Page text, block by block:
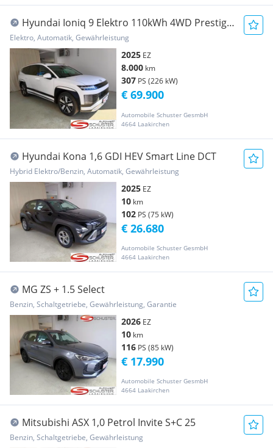
Hyundai Ioniq 9 Elektro 110kWh 4WD Prestige
Line
Elektro, Automatik, Gewährleistung
2025 EZ
8.000 km
307 PS (226 kW)
Automobile Schuster GesmbH
4664 Laakirchen
€ 69.900
Hyundai Kona 1,6 GDI HEV Smart Line DCT
Hybrid Elektro/Benzin, Automatik, Gewährleistung
2025 EZ
10 km
102 PS (75 kW)
Automobile Schuster GesmbH
4664 Laakirchen
€ 26.680
MG ZS + 1.5 Select
Benzin, Schaltgetriebe, Gewährleistung, Garantie
2026 EZ
10 km
116 PS (85 kW)
Automobile Schuster GesmbH
4664 Laakirchen
€ 17.990
Mitsubishi ASX 1,0 Petrol Invite S+C 25
Benzin, Schaltgetriebe, Gewährleistung